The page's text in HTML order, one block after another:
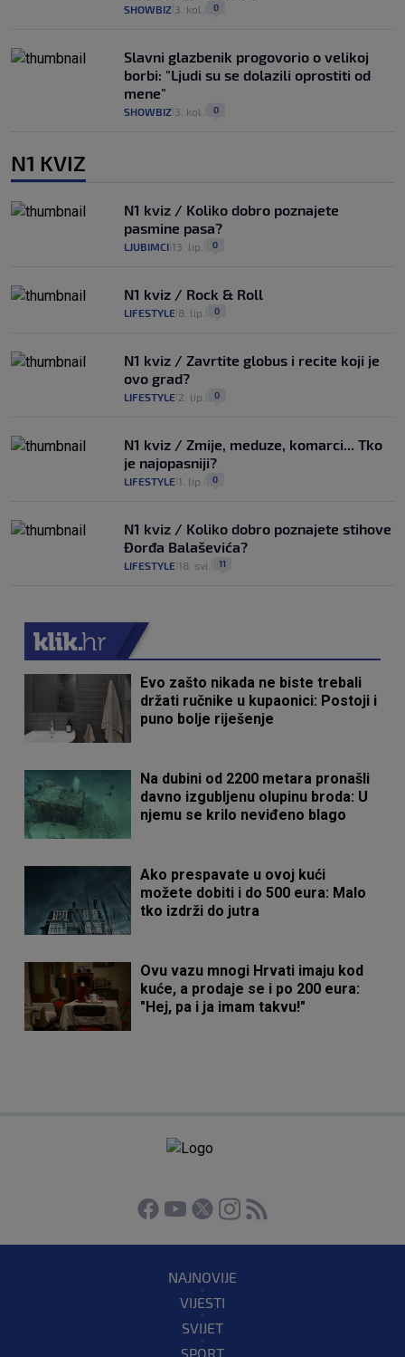
SHOWBIZ 3. kol. 0
Slavni glazbenik progovorio o velikoj
borbi: "Ljudi su se dolazili oprostiti od
mene"
SHOWBIZ 3. kol. 0
N1 KVIZ
N1 kviz / Koliko dobro poznajete
pasmine pasa?
LJUBIMCI 13. lip. 0
N1 kviz / Rock & Roll
LIFESTYLE 8. lip. 0
N1 kviz / Zavrtite globus i recite koji je
ovo grad?
LIFESTYLE 2. lip. 0
N1 kviz / Zmije, meduze, komarci... Tko
je najopasniji?
LIFESTYLE 1. lip. 0
N1 kviz / Koliko dobro poznajete stihove
Đorđa Balaševića?
LIFESTYLE 18. svi. 11
Evo zašto nikada ne biste trebali
držati ručnike u kupaonici: Postoji i
puno bolje riješenje
Na dubini od 2200 metara pronašli
davno izgubljenu olupinu broda: U
njemu se krilo neviđeno blago
Ako prespavate u ovoj kući
možete dobiti i do 500 eura: Malo
tko izdrži do jutra
Ovu vazu mnogi Hrvati imaju kod
kuće, a prodaje se i po 200 eura:
"Hej, pa i ja imam takvu!"
NAJNOVIJE
VIJESTI
SVIJET
SPORT